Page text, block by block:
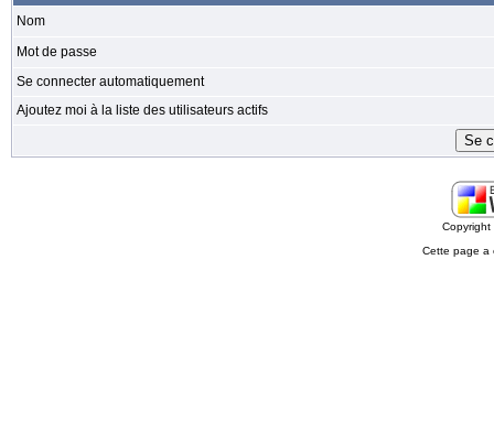
Nom
Mot de passe
Se connecter automatiquement
Ajoutez moi à la liste des utilisateurs actifs
Cette page a